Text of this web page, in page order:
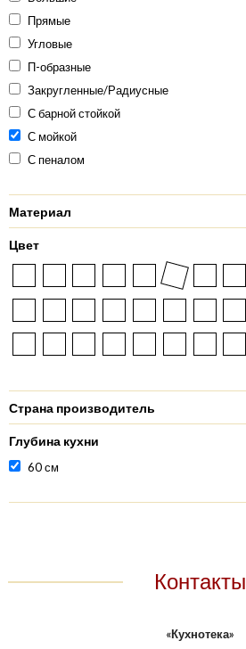
Прямые
Угловые
П-образные
Закругленные/Радиусные
С барной стойкой
С мойкой
С пеналом
Материал
Цвет
Страна производитель
Глубина кухни
60 см
Контакты
«Кухнотека»